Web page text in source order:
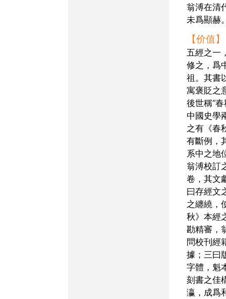
翁溥在清
未爲顯赫
【价值】
五經之一
修之，爲
祖。其書
寓褒貶之
後世稱“
中國史學
之有《春
有斷例，
系中之地
翁溥校訂
卷，其文
曰存經文
之纏繞，
秋》本經
勘精審，
問校刊經
據；三曰
字體，魁
刻書之佳
瀛，成爲